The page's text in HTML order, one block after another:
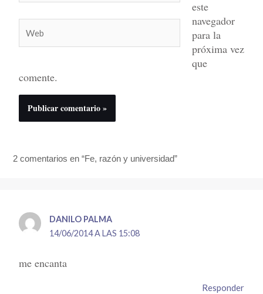
este
navegador
para la
próxima vez
que
comente.
2 comentarios en “Fe, razón y universidad”
DANILO PALMA
14/06/2014 A LAS 15:08
me encanta
Responder